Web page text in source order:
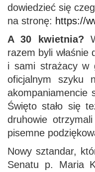
dowiedzieć się
na stronę: https://
A 30 kwietnia?
razem byli właśnie
i sami strażacy w
oficjalnym szyku
akompaniamencie
Święto stało się
druhowie
pisemne
Nowy sztandar,
Senatu p. Maria